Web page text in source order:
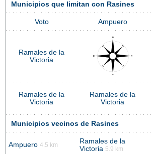
Municipios que limitan con Rasines
Voto Ampuero
Ramales de la
Victoria
Ramales de la
Victoria
Ramales de la
Victoria
Municipios vecinos de Rasines
Ampuero 4.5 km
Ramales de la
Victoria 5.9 km